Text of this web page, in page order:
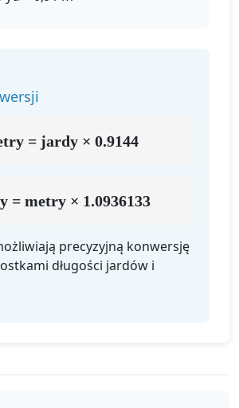
= jardy × 0.9144
= metry × 1.0936133
precyzyjną konwersję
długości jardów i